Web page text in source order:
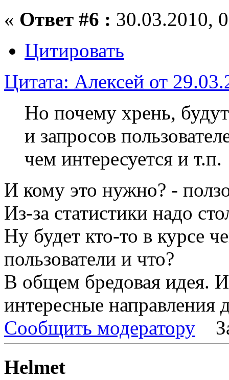
« Ответ #6 : 30.03.2010,
Цитировать
Цитата: Алексей от
Но почему хрень,
и запросов
чем интересуется и т.п.
И кому это нужно? -
Из-за статистики надо
Ну будет кто-то в курсе
пользователи и что?
В общем бредовая идея.
интересные направления
Сообщить модератору
Helmet